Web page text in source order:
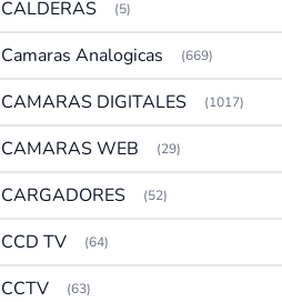
CALDERAS (5)
Camaras Analogicas (669)
CAMARAS DIGITALES (1017)
CAMARAS WEB (29)
CARGADORES (52)
CCD TV (64)
CCTV (63)